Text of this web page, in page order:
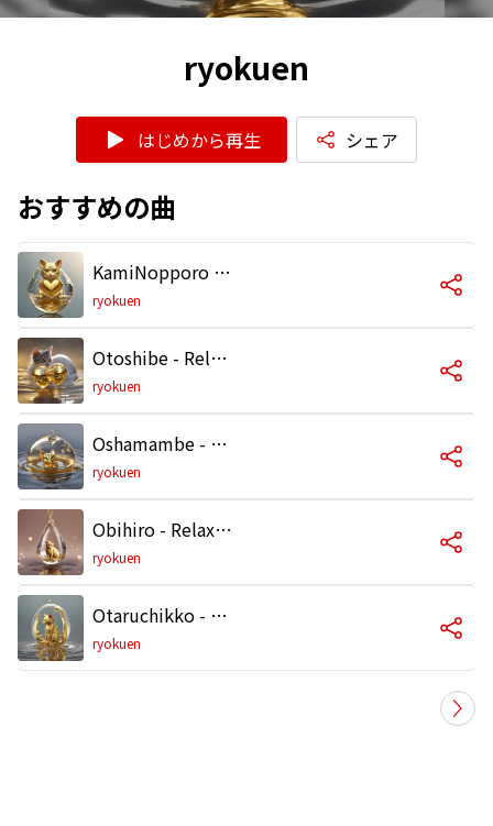
ryokuen
はじめから再生 シェア
おすすめの曲
KamiNopporo - Relax Best BGM - CaosDrums
ryokuen
Otoshibe - Relax Best BGM - CaosDrums
ryokuen
Oshamambe - Relax Best BGM - CaosDrums
ryokuen
Obihiro - Relax Best BGM - CaosDrums
ryokuen
Otaruchikko - Relax Best BGM - CaosDrums
ryokuen